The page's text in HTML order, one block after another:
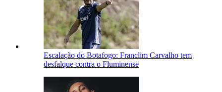
Escalação do Botafogo: Franclim Carvalho tem
desfalque contra o Fluminense